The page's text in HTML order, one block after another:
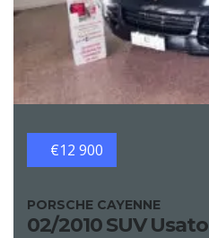
€12 900
PORSCHE CAYENNE
02/2010 SUV Usato